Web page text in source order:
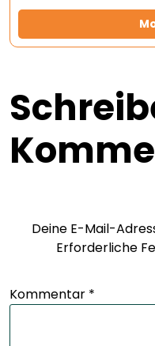
Deine E-Mail-
Erforderliche
Kommentar *